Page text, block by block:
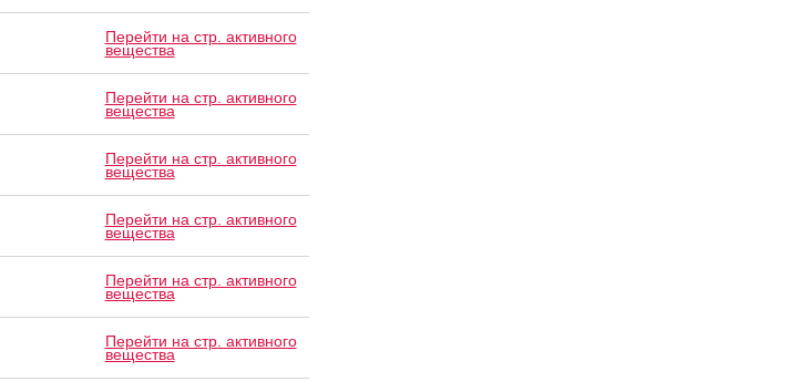
Перейти на стр. активного
вещества
Перейти на стр. активного
вещества
Перейти на стр. активного
вещества
Перейти на стр. активного
вещества
Перейти на стр. активного
вещества
Перейти на стр. активного
вещества